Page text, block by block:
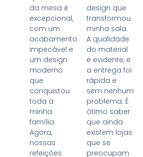
da mesa é
excepcional,
com um
acabamento
impecável e
um design
moderno
que
conquistou
toda a
minha
família.
Agora,
nossas
refeições
design que
transformou
minha sala.
A qualidade
do material
é evidente, e
a entrega foi
rápida e
sem nenhum
problema. É
ótimo saber
que ainda
existem lojas
que se
preocupam